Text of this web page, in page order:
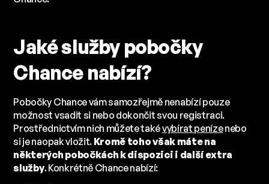
Jaké služby pobočky
Chance nabízí?
Pobočky Chance vám samozřejmě nenabízí pouze
možnost vsadit si nebo dokončit svou registraci.
Prostřednictvím nich můžete takévybírat penízenebo
si je naopak vložit. Kromě toho však máte na
některých pobočkách k dispozici i další extra
služby. Konkrétně Chance nabízí: